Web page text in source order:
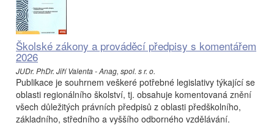
Školské zákony a prováděcí předpisy s komentářem
2026
JUDr. PhDr. Jiří Valenta - Anag, spol. s r. o.
Publikace je souhrnem veškeré potřebné legislativy týkající se
oblasti regionálního školství, tj. obsahuje komentovaná znění
všech důležitých právních předpisů z oblasti předškolního,
základního, středního a vyššího odborného vzdělávání.